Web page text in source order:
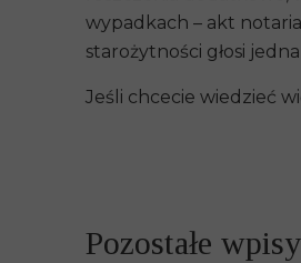
Pozostałe wpisy
wypadkach – akt
starożytności głosi
Jeśli chcecie wiedzieć